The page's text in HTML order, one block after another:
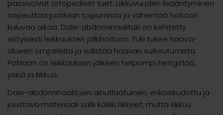
passivoivat ortopediset tuet. Liikkuvuuden lisääntyminen
nopeuttaa potilaan toipumista ja vähentää hoitoon
kuluvaa aikaa. Dale-abdominaalituki on kehitetty
erityisesti leikkausten jälkihoitoon. Tuki tukee haava-
alueen ompeleita ja edistää haavan sulkeutumista.
Potilaan on leikkauksen jälkeen helpompi hengittää,
yskiä ja liikkua.
Dale-abdominaalituen ainutlaatuinen, erikoiskudottu ja
joustava materiaali sallii kaikki liikkeet, mutta liikkuu